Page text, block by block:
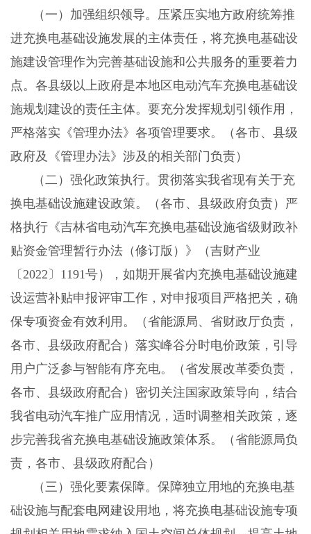
（一）加强组织领导。压紧压实地方政府统筹推
进充换电基础设施发展的主体责任，将充换电基础设
施建设管理作为完善基础设施和公共服务的重要着力
点。各县级以上政府是本地区电动汽车充换电基础设
施规划建设的责任主体。要充分发挥规划引领作用，
严格落实《管理办法》各项管理要求。（各市、县级
政府及《管理办法》涉及的相关部门负责）
（二）强化政策执行。贯彻落实我省现有关于充
换电基础设施建设政策。（各市、县级政府负责）严
格执行《吉林省电动汽车充换电基础设施省级财政补
贴资金管理暂行办法（修订版）》（吉财产业
〔2022〕1191号），如期开展省内充换电基础设施建
设运营补贴申报评审工作，对申报项目严格把关，确
保专项资金有效利用。（省能源局、省财政厅负责，
各市、县级政府配合）落实峰谷分时电价政策，引导
用户广泛参与智能有序充电。（省发展改革委负责，
各市、县级政府配合）密切关注国家政策导向，结合
我省电动汽车推广应用情况，适时调整相关政策，逐
步完善我省充换电基础设施政策体系。（省能源局负
责，各市、县级政府配合）
（三）强化要素保障。保障独立用地的充换电基
础设施与配套电网建设用地，将充换电基础设施专项